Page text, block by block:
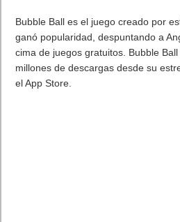
Bubble Ball es el juego creado por
ganó popularidad, despuntando a
cima de juegos gratuitos. Bubble
millones de descargas desde su
el App Store.